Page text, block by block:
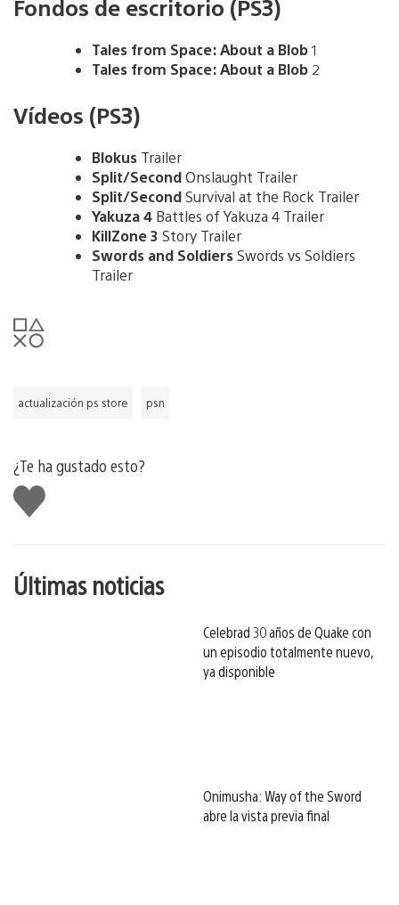
Fondos de escritorio (PS3)
Tales from Space: About a Blob1
Tales from Space: About a Blob 2
Vídeos (PS3)
Blokus Trailer
Split/SecondOnslaught Trailer
Split/SecondSurvival at the Rock Trailer
Yakuza 4 Battles of Yakuza 4 Trailer
KillZone 3 Story Trailer
Swords and SoldiersSwords vs Soldiers
Trailer
actualización ps store psn
¿Te ha gustado esto?
Me
gusta
Últimas noticias
Celebrad 30 años de Quake con
un episodio totalmente nuevo,
ya disponible
Onimusha: Way of the Sword
abre la vista previa final